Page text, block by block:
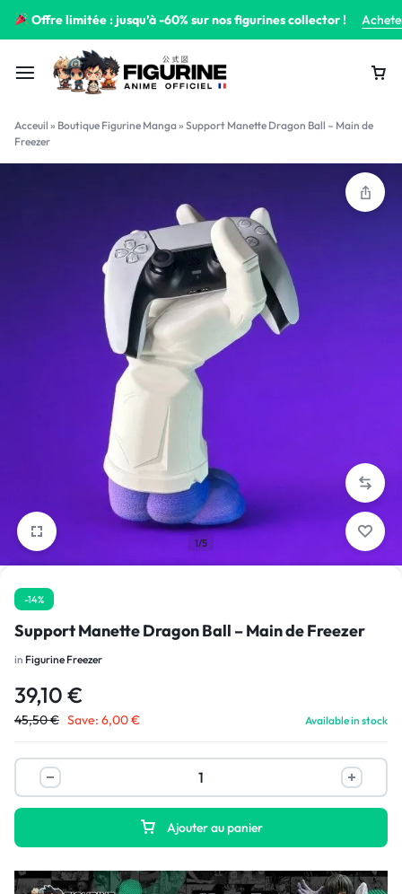
Offre limitée : jusqu’à -60% sur nos figurines collector !
Acceuil » Boutique Figurine Manga» Support Manette Dragon Ball – Main de
Freezer
1/5
-14%
Support Manette Dragon Ball – Main de Freezer
in Figurine Freezer
39,10 €
45,50€ Save: 6,00€ Available in stock
Ajouter au panier